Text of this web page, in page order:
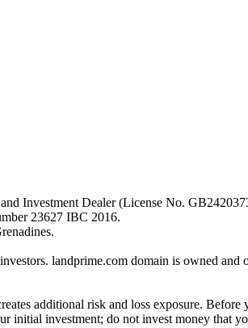
Investment Dealer (License No.
23627 IBC 2016.
landprime.com domain is owned
additional risk and loss exposure. Before
initial investment; do not invest money that